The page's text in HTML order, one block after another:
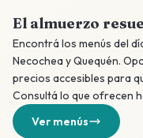
El almuerzo
Encontrá los menús del
Necochea y Quequén.
precios accesibles para
Consultá lo que ofrecen
Ver menús